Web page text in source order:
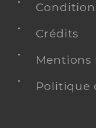
Crédits
Mentions
Politique